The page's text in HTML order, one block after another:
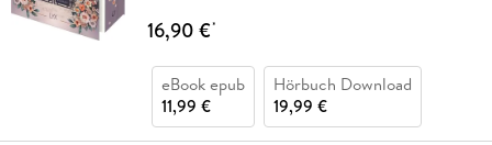
16,90 €*
eBook epub
11,99 €
Hörbuch Download
19,99 €